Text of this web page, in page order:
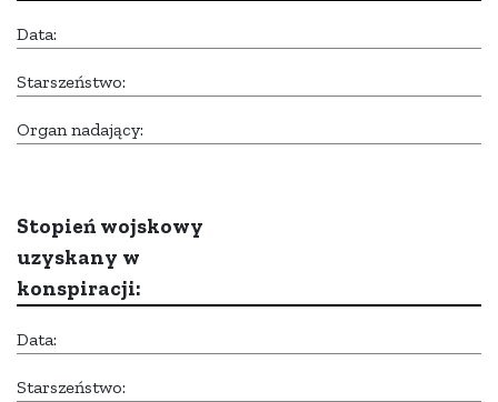
Data:
Starszeństwo:
Organ nadający:
Stopień wojskowy
uzyskany w
konspiracji:
Data:
Starszeństwo: